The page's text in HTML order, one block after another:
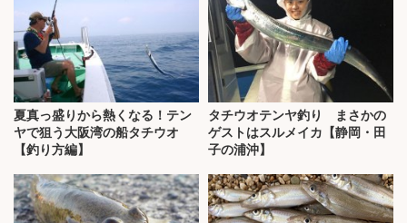
夏真っ盛りから熱くなる！テン
ヤで狙う大阪湾の船タチウオ
【釣り方編】
タチウオテンヤ釣り まさかの
ゲストはスルメイカ【静岡・田
子の浦沖】